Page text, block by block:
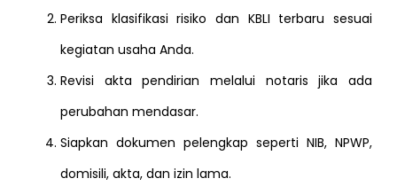
Periksa klasifikasi risiko dan KBLI terbaru sesuai
kegiatan usaha Anda.
Revisi akta pendirian melalui notaris jika ada
perubahan mendasar.
Siapkan dokumen pelengkap seperti NIB, NPWP,
domisili, akta, dan izin lama.